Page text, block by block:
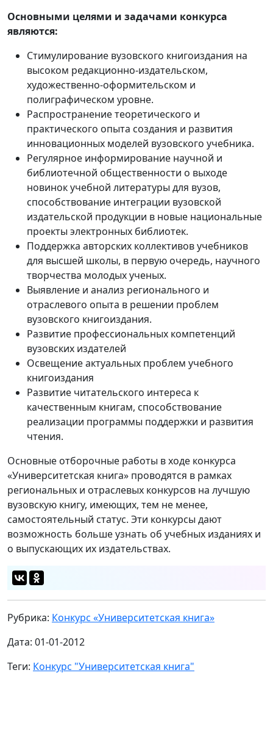
Основными целями и задачами конкурса
являются:
Стимулирование вузовского книгоиздания на
высоком редакционно-издательском,
художественно-оформительском и
полиграфическом уровне.
Распространение теоретического и
практического опыта создания и развития
инновационных моделей вузовского учебника.
Регулярное информирование научной и
библиотечной общественности о выходе
новинок учебной литературы для вузов,
способствование интеграции вузовской
издательской продукции в новые национальные
проекты электронных библиотек.
Поддержка авторских коллективов учебников
для высшей школы, в первую очередь, научного
творчества молодых ученых.
Выявление и анализ регионального и
отраслевого опыта в решении проблем
вузовского книгоиздания.
Развитие профессиональных компетенций
вузовских издателей
Освещение актуальных проблем учебного
книгоиздания
Развитие читательского интереса к
качественным книгам, способствование
реализации программы поддержки и развития
чтения.
Основные отборочные работы в ходе конкурса
«Университетская книга» проводятся в рамках
региональных и отраслевых конкурсов на лучшую
вузовскую книгу, имеющих, тем не менее,
самостоятельный статус. Эти конкурсы дают
возможность больше узнать об учебных изданиях и
о выпускающих их издательствах.
Рубрика: Конкурс «Университетская книга»
Дата: 01-01-2012
Теги: Конкурс "Университетская книга"